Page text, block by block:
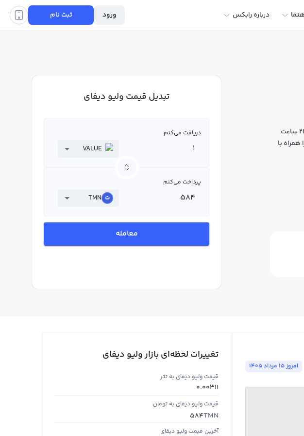
درباره رابکس ورود ثبت نام
قیمت لحظه‌ای ولیو دیفای هم اکنون معادل 584 تومان یا 0.00311 تتر است. تغییرات قیمت ولیو دیفای طی 24 ساعت
با
تبدیل قیمت ولیو دیفای
دریافت می‌کنم
VALUE
پرداخت می‌کنم
TMN
معامله
امروز ١٥ مرداد ١٤٠٥
تغییرات لحظه‌ای بازار ولیو دیفای
قیمت ولیو دیفای به تتر
0.00311
قیمت ولیو دیفای به تومان
TMN
584
آخرین قیمت ولیو دیفای